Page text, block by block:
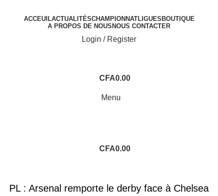
ACCEUILACTUALITÉSCHAMPIONNATLIGUES BOUTIQUE
A PROPOS DE NOUS NOUS CONTACTER
Login / Register
CFA0.00
Menu
CFA0.00
PL : Arsenal remporte le derby face à Chelsea